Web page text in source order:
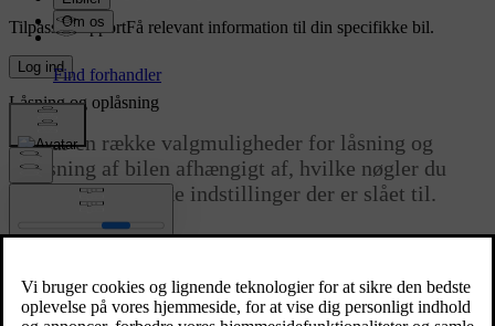
Tilpasset supportFå relevant information til din specifikke bil.
Log ind
Opdateret 30.03.2026
Låsning og oplåsning
Du har en række valgmuligheder for låsning og
oplåsning af bilen afhængigt af, hvilke nøgler du
anvender, og hvilke indstillinger der er slået til.
Din bil kan låse op og i automatisk, når du nærmer dig eller går væk